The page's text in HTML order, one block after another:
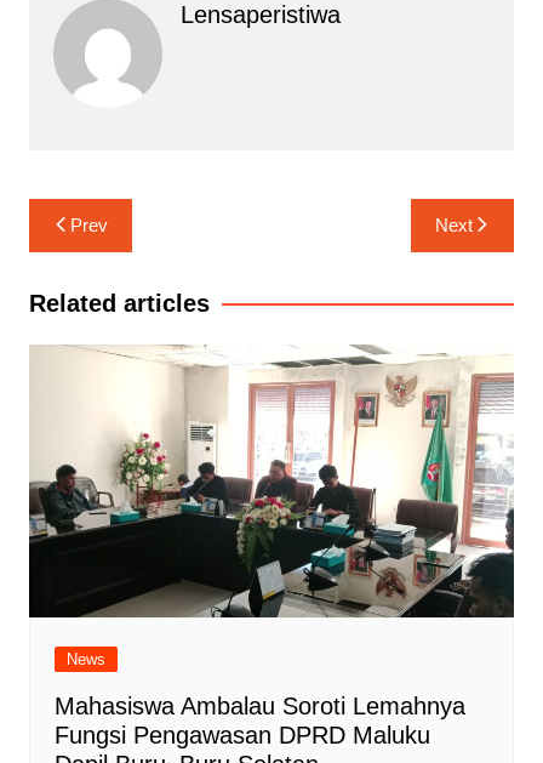
Lensaperistiwa
Navigasi
pos
Prev Next
Related articles
News
Mahasiswa Ambalau Soroti Lemahnya
Fungsi Pengawasan DPRD Maluku